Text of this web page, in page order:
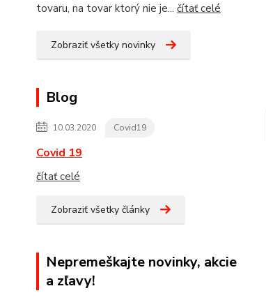
tovaru, na tovar ktorý nie je... čítať celé
Zobraziť všetky novinky
Blog
10.03.2020 Covid19
Covid 19
čítať celé
Zobraziť všetky články
Nepremeškajte novinky, akcie
a zľavy!